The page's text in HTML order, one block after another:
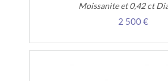
Moissanite et 0,42 ct
2 500 €